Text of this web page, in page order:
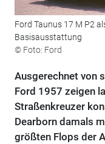
Ford Taunus 17 M P2
Basisausstattung
© Foto: Ford
Ausgerechnet von
Ford 1957 zeigen
Straßenkreuzer
Dearborn damals
größten Flops der